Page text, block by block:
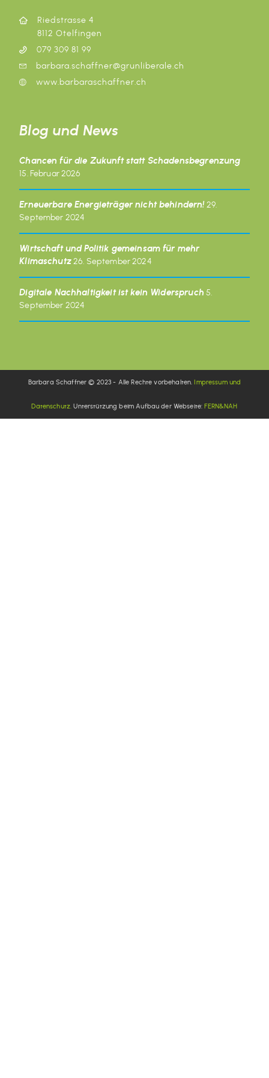
Riedstrasse 4
8112 Otelfingen
079 309 81 99
barbara.schaffner@grunliberale.ch
www.barbaraschaffner.ch
Blog und News
Chancen für die Zukunft statt Schadensbegrenzung
15. Februar 2026
Erneuerbare Energieträger nicht behindern! 29.
September 2024
Wirtschaft und Politik gemeinsam für mehr
Klimaschutz26. September 2024
Digitale Nachhaltigkeit ist kein Widerspruch 5.
September 2024
Barbara Schaffner © 2023 - Alle Rechte vorbehalten.Impressum und
Datenschutz. Unterstützung beim Aufbau der Webseite:FERN&NAH